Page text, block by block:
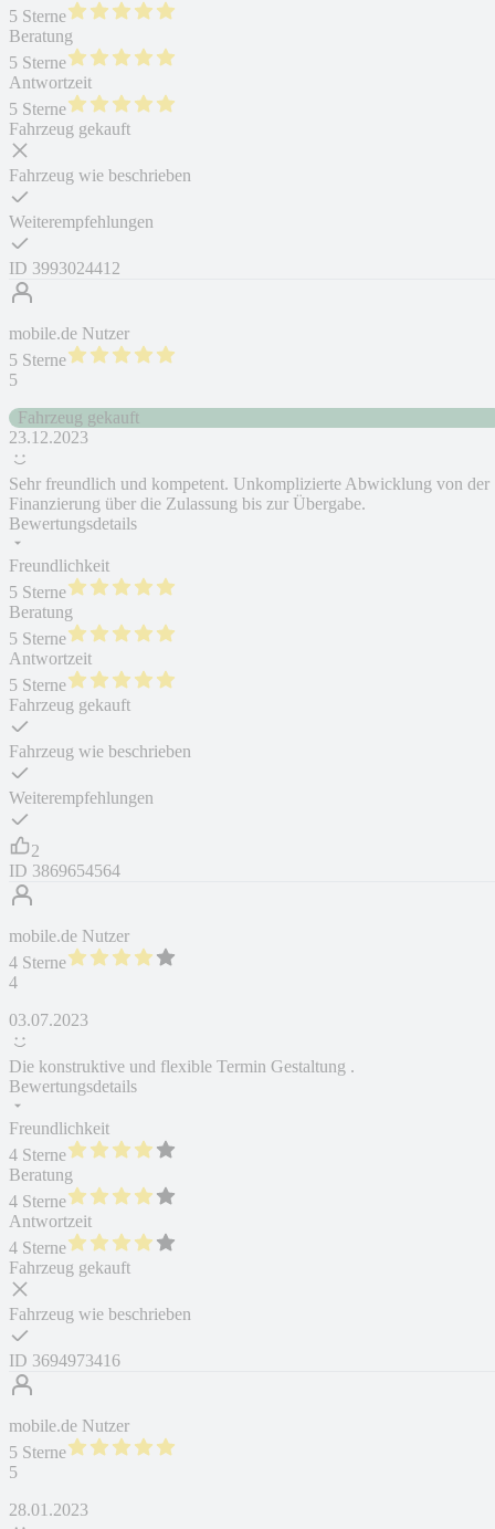
5 Sterne
Beratung
5 Sterne
Antwortzeit
5 Sterne
Fahrzeug gekauft
Fahrzeug wie beschrieben
Weiterempfehlungen
ID 3993024412
mobile.de Nutzer
5 Sterne
5
Fahrzeug gekauft
23.12.2023
Sehr freundlich und kompetent. Unkomplizierte Abwicklung von der
Finanzierung über die Zulassung bis zur Übergabe.
Bewertungsdetails
Freundlichkeit
5 Sterne
Beratung
5 Sterne
Antwortzeit
5 Sterne
Fahrzeug gekauft
Fahrzeug wie beschrieben
Weiterempfehlungen
2
ID 3869654564
mobile.de Nutzer
4 Sterne
4
03.07.2023
Die konstruktive und flexible Termin Gestaltung .
Bewertungsdetails
Freundlichkeit
4 Sterne
Beratung
4 Sterne
Antwortzeit
4 Sterne
Fahrzeug gekauft
Fahrzeug wie beschrieben
ID 3694973416
mobile.de Nutzer
5 Sterne
5
28.01.2023